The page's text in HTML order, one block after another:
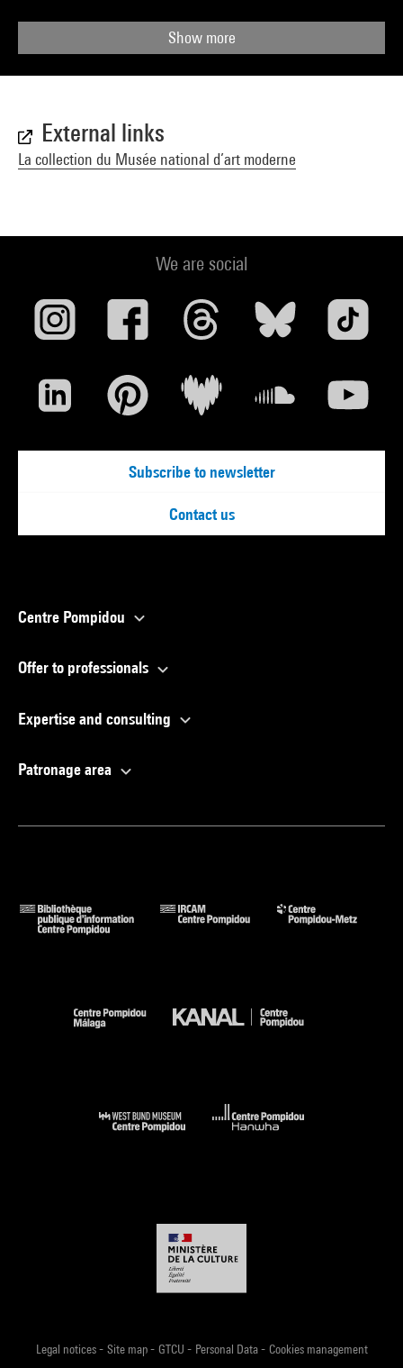
Show more
External links
La collection du Musée national d’art moderne
We are social
Subscribe to newsletter
Contact us
Centre Pompidou
Offer to professionals
Expertise and consulting
Patronage area
Legal notices- Site map- GTCU - Personal Data- Cookies management